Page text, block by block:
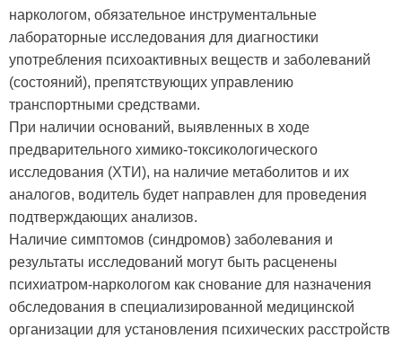
наркологом, обязательное инструментальные
лабораторные исследования для диагностики
употребления психоактивных веществ и заболеваний
(состояний), препятствующих управлению
транспортными средствами.
При наличии оснований, выявленных в ходе
предварительного химико-токсикологического
исследования (ХТИ), на наличие метаболитов и их
аналогов, водитель будет направлен для проведения
подтверждающих анализов.
Наличие симптомов (синдромов) заболевания и
результаты исследований могут быть расценены
психиатром-наркологом как снование для назначения
обследования в специализированной медицинской
организации для установления психических расстройств